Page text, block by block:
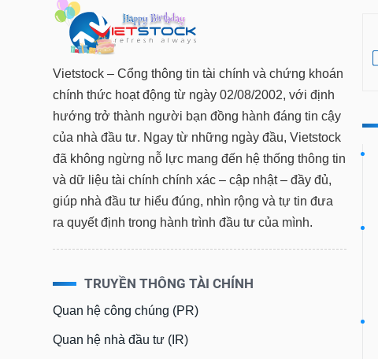
Vietstock – Cổng thông tin tài chính và chứng khoán
chính thức hoạt động từ ngày 02/08/2002, với định
hướng trở thành người bạn đồng hành đáng tin cậy
của nhà đầu tư. Ngay từ những ngày đầu, Vietstock
đã không ngừng nỗ lực mang đến hệ thống thông tin
và dữ liệu tài chính chính xác – cập nhật – đầy đủ,
giúp nhà đầu tư hiểu đúng, nhìn rộng và tự tin đưa
ra quyết định trong hành trình đầu tư của mình.
TRUYỀN THÔNG TÀI CHÍNH
Quan hệ công chúng (PR)
Quan hệ nhà đầu tư (IR)
DỊCH VỤ TRUYỀN THÔNG
TIỆN ÍCH
BẤT ĐỘNG SẢN
Mã chứng khoán (-)
Cổ phiếu Chỉ số Chứng chỉ quỹ Chứng quyền
Lãnh đạo(-)
Người nội bộ Người liên quan Cổ đông lớn
Bài viết của tác giả(-)